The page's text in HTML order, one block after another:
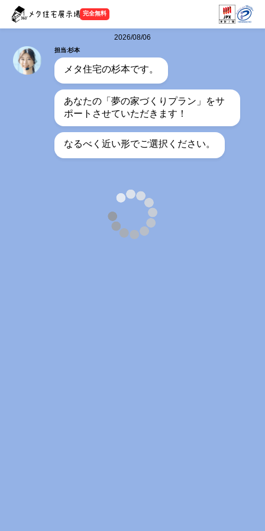
完全無料
2026/08/06
担当:杉本
メタ住宅の杉本です。
あなたの「夢の家づくりプラン」をサ
ポートさせていただきます！
なるべく近い形でご選択ください。
何階建てをご希望ですか？